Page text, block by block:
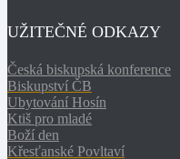
UŽITEČNÉ ODKAZY
Česká biskupská konference
Biskupství ČB
Ubytování Hosín
Ktiš pro mladé
Boží den
Křesťanské Povltaví